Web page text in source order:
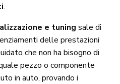
.
e tuning sale di
delle prestazioni
che non ha bisogno di
pezzo o componente
in auto, provando i